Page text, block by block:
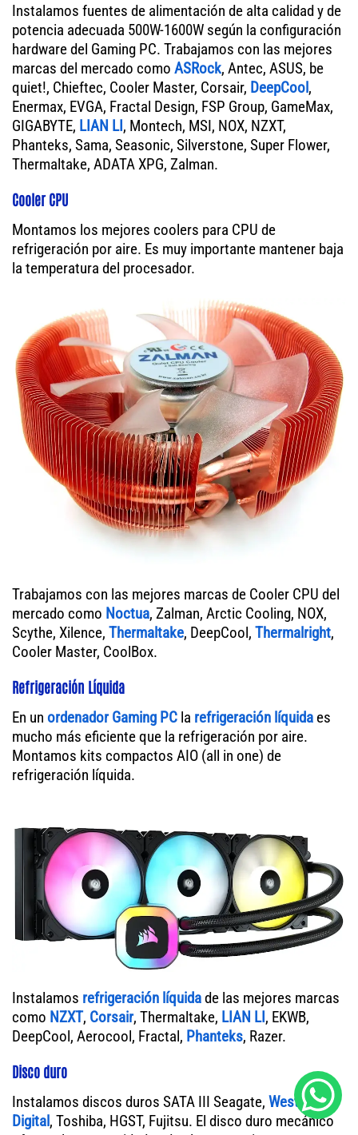
Instalamos fuentes de alimentación de alta calidad y de
potencia adecuada 500W-1600W según la configuración
hardware del Gaming PC. Trabajamos con las mejores
marcas del mercado como ASRock, Antec, ASUS, be
quiet!, Chieftec, Cooler Master, Corsair, DeepCool,
Enermax, EVGA, Fractal Design, FSP Group, GameMax,
GIGABYTE, LIAN LI, Montech, MSI, NOX, NZXT,
Phanteks, Sama, Seasonic, Silverstone, Super Flower,
Thermaltake, ADATA XPG, Zalman.
Cooler CPU
Montamos los mejores coolers para CPU de
refrigeración por aire. Es muy importante mantener baja
la temperatura del procesador.
Trabajamos con las mejores marcas de Cooler CPU del
mercado como Noctua, Zalman, Arctic Cooling, NOX,
Scythe, Xilence, Thermaltake, DeepCool, Thermalright,
Cooler Master, CoolBox.
Refrigeración Líquida
En un ordenador Gaming PC la refrigeración líquida es
mucho más eficiente que la refrigeración por aire.
Montamos kits compactos AIO (all in one) de
refrigeración líquida.
Instalamos refrigeración líquidade las mejores marcas
como NZXT, Corsair, Thermaltake, LIAN LI, EKWB,
DeepCool, Aerocool, Fractal, Phanteks, Razer.
Disco duro
Instalamos discos duros SATA III Seagate, Western
Digital, Toshiba, HGST, Fujitsu. El disco duro mecánico